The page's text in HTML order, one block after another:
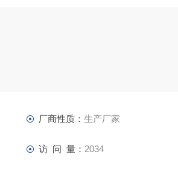
铑热电偶，铂铑10-铂热电偶,S分度铂铑热电偶
厂商性质： 生产厂家
访 问 量： 2034